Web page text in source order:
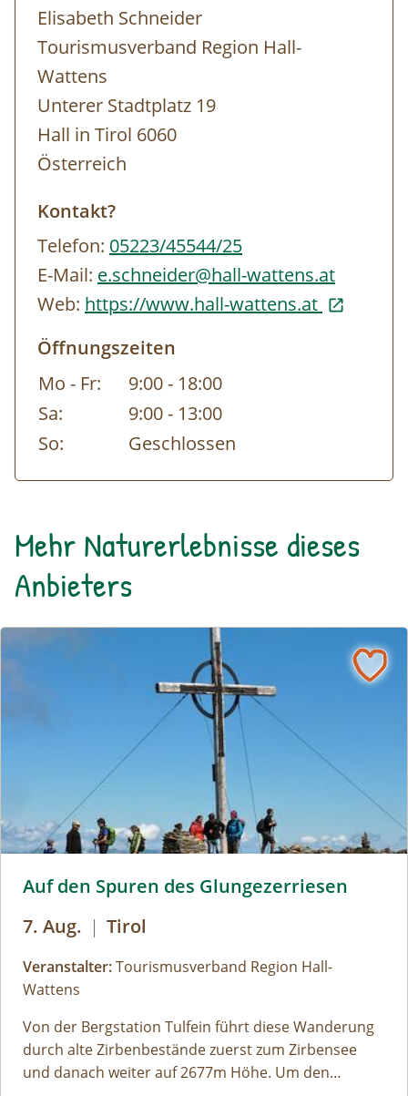
Elisabeth Schneider
Tourismusverband Region Hall-
Wattens
Unterer Stadtplatz 19
Hall in Tirol 6060
Österreich
Kontakt?
Telefon: 05223/45544/25
E-Mail: e.schneider@hall-wattens.at
Web: https://www.hall-wattens.at
Öffnungszeiten
Mo - Fr:
9:00 - 18:00
Sa:
9:00 - 13:00
So:
Geschlossen
Mehr Naturerlebnisse dieses
Anbieters
Auf den Spuren des Glungezerriesen
7. Aug. | Tirol
Veranstalter:Tourismusverband Region Hall-
Wattens
Von der Bergstation Tulfein führt diese Wanderung
durch alte Zirbenbestände zuerst zum Zirbensee
und danach weiter auf 2677m Höhe. Um den